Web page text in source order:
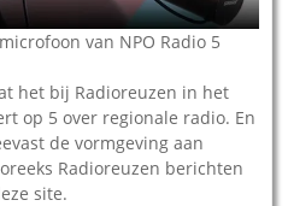
van NPO Radio 5
het bij Radioreuzen in het
op 5 over regionale radio. En
de vormgeving aan
Radioreuzen berichten
site.